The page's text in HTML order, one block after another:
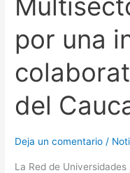
por una
del
Deja un comentario /
La Red de
del
Cauca